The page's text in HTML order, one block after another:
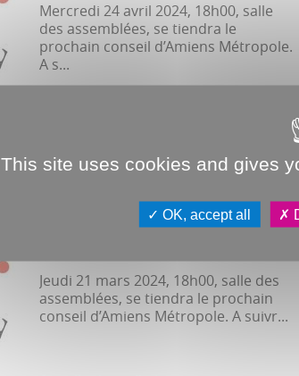
Mercredi 24 avril 2024, 18h00, salle
des assemblées, se tiendra le
prochain conseil d’Amiens Métropole.
A s...
Conseil d'Amiens
Métropole du 21 mars
Jeudi 21 mars 2024, 18h00, salle des
assemblées, se tiendra le prochain
conseil d’Amiens Métropole. A suivr...
This site uses cookies and gives
OK, accept all